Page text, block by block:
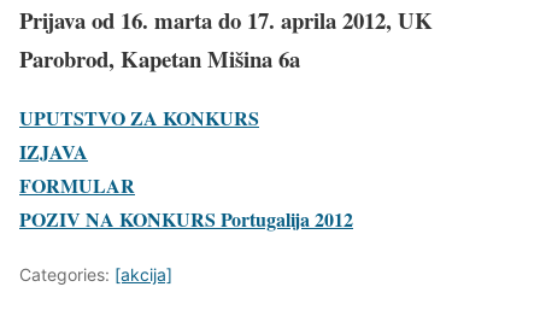
Prijava od 16. marta do 17. aprila 2012, UK
Parobrod, Kapetan Mišina 6a
UPUTSTVO ZA KONKURS
IZJAVA
FORMULAR
POZIV NA KONKURS Portugalija 2012
Categories: [akcija]